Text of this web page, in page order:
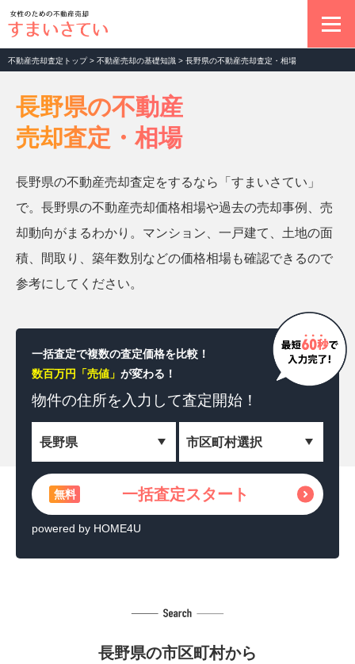
不動産売却の基本
マンション売却査定
土地売却査定
一戸建て売却査定
無料 一括査定スタート
powered by HOME4U
不動産売却査定トップ > 不動産売却の基礎知識 > 長野県の不動産売却査定・相場
長野県の不動産
売却査定・相場
長野県の不動産売却査定をするなら「すまいさてい」
で。長野県の不動産売却価格相場や過去の売却事例、売
却動向がまるわかり。マンション、一戸建て、土地の面
積、間取り、築年数別などの価格相場も確認できるので
参考にしてください。
一括査定で複数の査定価格を比較！
数百万円「売値」 が変わる！
物件の住所を 入力して査定開始！
無料 一括査定スタート
powered by HOME4U
長野県の市区町村から